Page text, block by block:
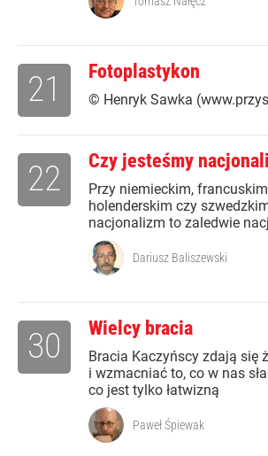
Fotoplastykon
© Henryk Sawka
21
Czy jesteśmy
Przy niemieckim,
holenderskim czy
nacjonalizm to zaledwie
22
Dariusz Baliszewski
Wielcy bracia
Bracia Kaczyńscy zdają się
i wzmacniać to, co w nas
co jest tylko łatwizną
30
Paweł Śpiewak